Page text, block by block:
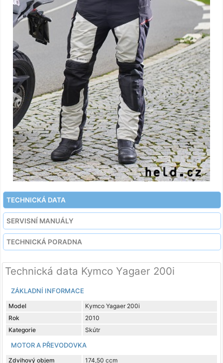
TECHNICKÁ DATA
SERVISNÍ MANUÁLY
TECHNICKÁ PORADNA
Technická data Kymco Yagaer 200i
ZÁKLADNÍ INFORMACE
Model
Kymco Yagaer 200i
Rok
2010
Kategorie
Skútr
MOTOR A PŘEVODOVKA
Zdvihový objem
174,50 ccm